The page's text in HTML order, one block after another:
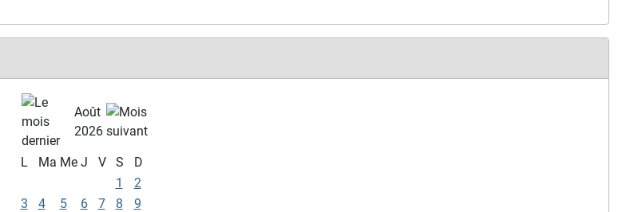
Août
2026
L Ma Me J V S
D
1
2
3
4 5 6 7 8
9